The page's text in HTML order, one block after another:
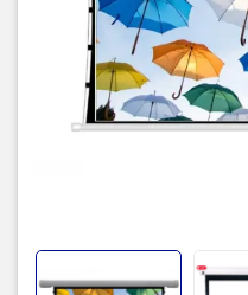
Góc nhìn
Loại điều khiển